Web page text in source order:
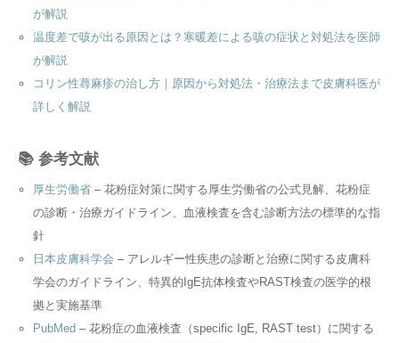
が解説
温度差で咳が出る原因とは？寒暖差による咳の症状と対処法を医師
が解説
コリン性蕁麻疹の治し方｜原因から対処法・治療法まで皮膚科医が
詳しく解説
📚 参考文献
厚生労働省– 花粉症対策に関する厚生労働省の公式見解、花粉症
の診断・治療ガイドライン、血液検査を含む診断方法の標準的な指
針
日本皮膚科学会 – アレルギー性疾患の診断と治療に関する皮膚科
学会のガイドライン、特異的IgE抗体検査やRAST検査の医学的根
拠と実施基準
PubMed – 花粉症の血液検査（specific IgE, RAST test）に関する